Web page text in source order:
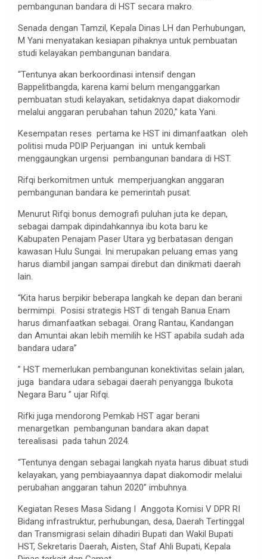
pembangunan bandara di HST secara makro.
Senada dengan Tamzil, Kepala Dinas LH dan Perhubungan,
M Yani menyatakan kesiapan pihaknya untuk pembuatan
studi kelayakan pembangunan bandara.
“Tentunya akan berkoordinasi intensif dengan
Bappelitbangda, karena kami belum menganggarkan
pembuatan studi kelayakan, setidaknya dapat diakomodir
melalui anggaran perubahan tahun 2020,” kata Yani.
Kesempatan reses pertama ke HST ini dimanfaatkan oleh
politisi muda PDIP Perjuangan ini untuk kembali
menggaungkan urgensi pembangunan bandara di HST.
Rifqi berkomitmen untuk memperjuangkan anggaran
pembangunan bandara ke pemerintah pusat.
Menurut Rifqi bonus demografi puluhan juta ke depan,
sebagai dampak dipindahkannya ibu kota baru ke
Kabupaten Penajam Paser Utara yg berbatasan dengan
kawasan Hulu Sungai. Ini merupakan peluang emas yang
harus diambil jangan sampai direbut dan dinikmati daerah
lain.
“Kita harus berpikir beberapa langkah ke depan dan berani
bermimpi. Posisi strategis HST di tengah Banua Enam
harus dimanfaatkan sebagai. Orang Rantau, Kandangan
dan Amuntai akan lebih memilih ke HST apabila sudah ada
bandara udara”
” HST memerlukan pembangunan konektivitas selain jalan,
juga bandara udara sebagai daerah penyangga Ibukota
Negara Baru ” ujar Rifqi.
Rifki juga mendorong Pemkab HST agar berani
menargetkan pembangunan bandara akan dapat
terealisasi pada tahun 2024.
“Tentunya dengan sebagai langkah nyata harus dibuat studi
kelayakan, yang pembiayaannya dapat diakomodir melalui
perubahan anggaran tahun 2020” imbuhnya.
Kegiatan Reses Masa Sidang I Anggota Komisi V DPR RI
Bidang infrastruktur, perhubungan, desa, Daerah Tertinggal
dan Transmigrasi selain dihadiri Bupati dan Wakil Bupati
HST, Sekretaris Daerah, Aisten, Staf Ahli Bupati, Kepala